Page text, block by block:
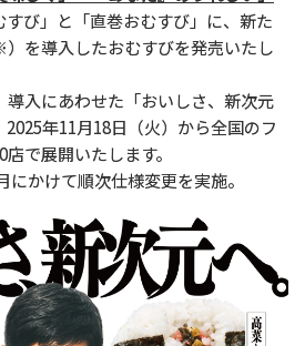
び」と「直巻おむすび」に、新た
を導入したおむすびを発売いたし
入にあわせた「おいしさ、新次元
年11月18日（火）から全国のフ
で展開いたします。
かけて順次仕様変更を実施。